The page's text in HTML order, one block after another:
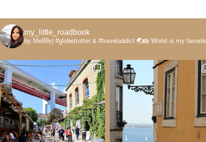
my_little_roadbook
by Me99y| #globetrotter & #traveladdict 🌏📸 World is my